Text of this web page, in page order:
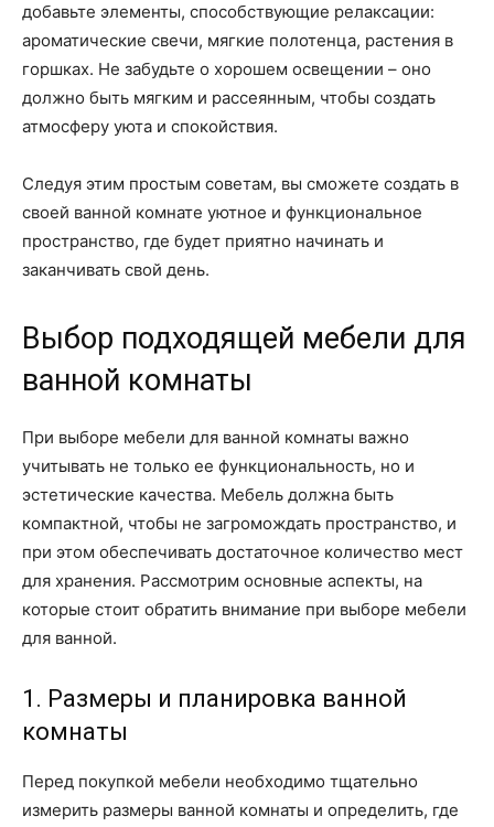
добавьте элементы, способствующие релаксации:
ароматические свечи, мягкие полотенца, растения в
горшках. Не забудьте о хорошем освещении – оно
должно быть мягким и рассеянным, чтобы создать
атмосферу уюта и спокойствия.
Следуя этим простым советам, вы сможете создать в
своей ванной комнате уютное и функциональное
пространство, где будет приятно начинать и
заканчивать свой день.
Выбор подходящей мебели для
ванной комнаты
При выборе мебели для ванной комнаты важно
учитывать не только ее функциональность, но и
эстетические качества. Мебель должна быть
компактной, чтобы не загромождать пространство, и
при этом обеспечивать достаточное количество мест
для хранения. Рассмотрим основные аспекты, на
которые стоит обратить внимание при выборе мебели
для ванной.
1. Размеры и планировка ванной
комнаты
Перед покупкой мебели необходимо тщательно
измерить размеры ванной комнаты и определить, где